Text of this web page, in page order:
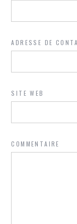
ADRESSE DE
SITE WEB
COMMENTAIRE